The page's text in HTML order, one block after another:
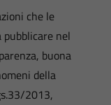
che le
nel
buona
della
2013,